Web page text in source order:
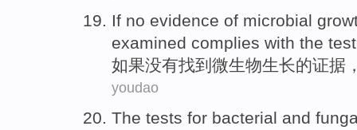
If no evidence of microbial
examined complies with the
如果没有找到 微生物生长的证据
youdao
The tests for bacterial and